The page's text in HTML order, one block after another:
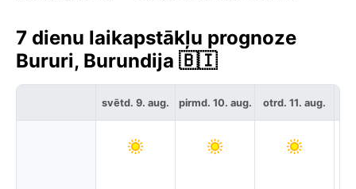
7 dienu laikapstākļu prognoze
Bururi, Burundija 🇧🇮
svētd. 9. aug. pirmd. 10. aug. otrd. 11. aug.